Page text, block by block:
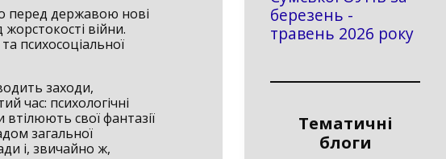
перед державою нові
війни.
психосоціальної
заходи,
час: психологічні
втілюють свої фантазії
загальної
і, звичайно ж,
березень -
травень 2026 року
Тематичні
блоги